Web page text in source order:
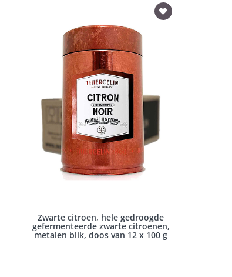
Zwarte citroen, hele gedroogde
gefermenteerde zwarte citroenen,
metalen blik, doos van 12 x 100 g